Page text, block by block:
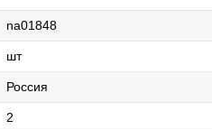
na01848
шт
Россия
2